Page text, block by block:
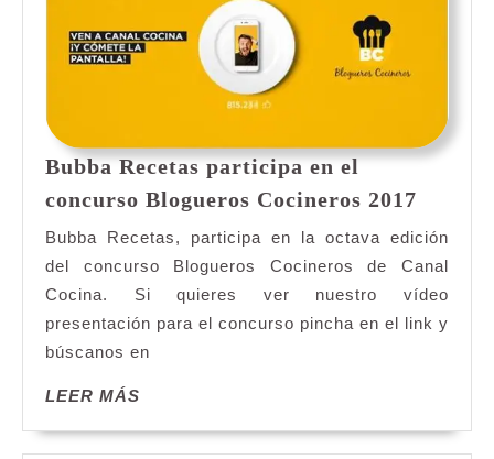
Bubba Recetas participa en el
concurso Blogueros Cocineros 2017
en
el
Bubba Recetas, participa en la octava edición
del concurso Blogueros Cocineros de Canal
Cocina. Si quieres ver nuestro vídeo
presentación para el concurso pincha en el link y
búscanos en
LEER MÁS